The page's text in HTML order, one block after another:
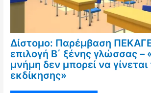
Δίστομο: Παρέμβαση
επιλογή Β΄ ξένης γλώσσας –
μνήμη δεν μπορεί να γίνεται
εκδίκησης»